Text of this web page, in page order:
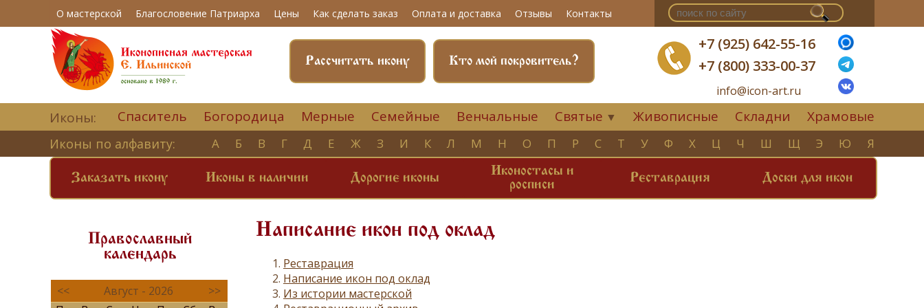
О мастерской Благословение Патриарха Цены Как сделать заказ Оплата и доставка Отзывы Контакты
+7 (925) 642-55-16
+7 (800) 333-00-37
info@icon-art.ru
Кто мой покровитель?
Рассчитать икону
Иконы: Спаситель Богородица Мерные Семейные Венчальные Святые ▼ Живописные Складни Храмовые
Иконы по алфавиту: А Б В Г Д Е Ж З И К Л М Н О П Р С Т У Ф Х Ц Ч Ш Щ Э Ю Я
Заказать икону Иконы в наличии Дорогие иконы
Иконостасы и
росписи
Реставрация Доски для икон
Православный
календарь
<< Август - 2026
>>
Написание икон под оклад
Реставрация
Написание икон под оклад
Из истории мастерской